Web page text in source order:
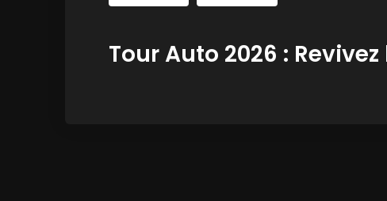
Tour Auto 2026 :